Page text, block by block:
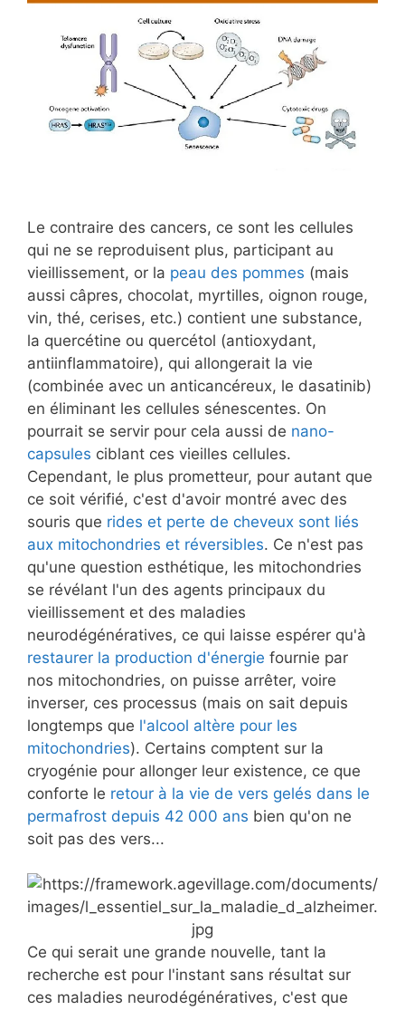
Le contraire des cancers, ce sont les cellules
qui ne se reproduisent plus, participant au
vieillissement, or la peau des pommes (mais
aussi câpres, chocolat, myrtilles, oignon rouge,
vin, thé, cerises, etc.) contient une substance,
la quercétine ou quercétol (antioxydant,
antiinflammatoire), qui allongerait la vie
(combinée avec un anticancéreux, le dasatinib)
en éliminant les cellules sénescentes. On
pourrait se servir pour cela aussi de nano-
capsules ciblant ces vieilles cellules.
Cependant, le plus prometteur, pour autant que
ce soit vérifié, c'est d'avoir montré avec des
souris que rides et perte de cheveux sont liés
aux mitochondries et réversibles. Ce n'est pas
qu'une question esthétique, les mitochondries
se révélant l'un des agents principaux du
vieillissement et des maladies
neurodégénératives, ce qui laisse espérer qu'à
restaurer la production d'énergie fournie par
nos mitochondries, on puisse arrêter, voire
inverser, ces processus (mais on sait depuis
longtemps que l'alcool altère pour les
mitochondries). Certains comptent sur la
cryogénie pour allonger leur existence, ce que
conforte le retour à la vie de vers gelés dans le
permafrost depuis 42 000 ans bien qu'on ne
soit pas des vers...
Ce qui serait une grande nouvelle, tant la
recherche est pour l'instant sans résultat sur
ces maladies neurodégénératives, c'est que